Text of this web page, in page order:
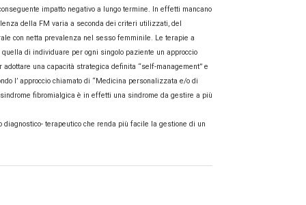
impatto negativo a lungo termine. In effetti mancano
della FM varia a seconda dei criteri utilizzati, del
con netta prevalenza nel sesso femminile. Le terapie a
di individuare per ogni singolo paziente un approccio
una capacità strategica definita “self-management” e
l’ approccio chiamato di “Medicina personalizzata e/o di
fibromialgica è in effetti una sindrome da gestire a più
terapeutico che renda più facile la gestione di un